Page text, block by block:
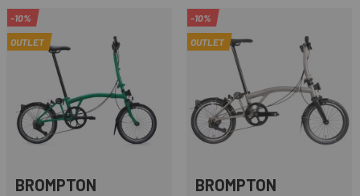
-10%
OUTLET
BROMPTON
-10%
OUTLET
BROMPTON